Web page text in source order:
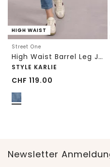
HIGH WAIST
Street One
High Waist Barrel Leg Jeans im Loose Fit
STYLE KARLIE
CHF 119.00
Newsletter